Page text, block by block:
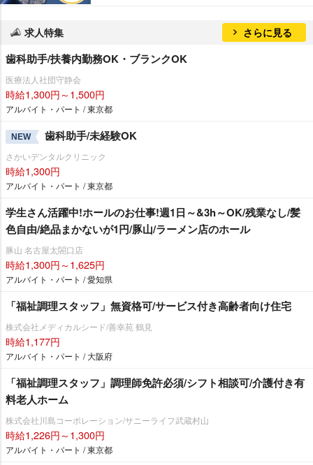
求人特集 さらに見る
歯科助手/扶養内勤務OK・ブランクOK
医療法人社団守静会
時給1,300円～1,500円
アルバイト・パート / 東京都
NEW 歯科助手/未経験OK
さかいデンタルクリニック
時給1,300円
アルバイト・パート / 東京都
学生さん活躍中!ホールのお仕事!週1日～&3h～OK/残業なし/髪
色自由/絶品まかないが1円/豚山/ラーメン店のホール
豚山 名古屋太閤口店
時給1,300円～1,625円
アルバイト・パート / 愛知県
「福祉調理スタッフ」無資格可/サービス付き高齢者向け住宅
株式会社メディカルシード/善幸苑 鶴見
時給1,177円
アルバイト・パート / 大阪府
「福祉調理スタッフ」調理師免許必須/シフト相談可/介護付き有
料老人ホーム
株式会社川島コーポレーション/サニーライフ武蔵村山
時給1,226円～1,300円
アルバイト・パート / 東京都